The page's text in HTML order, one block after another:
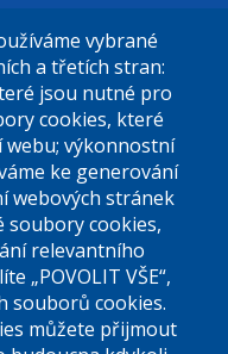
18.00
vybrané
a třetích stran:
jsou nutné pro
cookies, které
webu; výkonnostní
ke generování
webových stránek
soubory cookies,
relevantního
„POVOLIT VŠE“,
souborů cookies.
můžete přijmout